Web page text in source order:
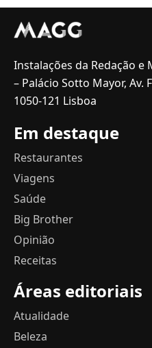
Instalações da Redação e
– Palácio Sotto Mayor, Av.
1050-121 Lisboa
Em destaque
Restaurantes
Viagens
Saúde
Big Brother
Opinião
Receitas
Áreas editoriais
Atualidade
Beleza